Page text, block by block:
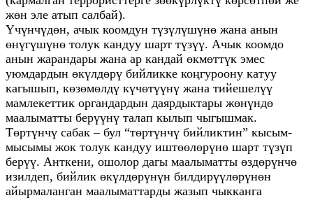
жөн эле атып салбай).
Үчүнчүдөн, ачык коомдун түзүлүшүнө жана анын
өнүгүшүнө толук кандуу шарт түзүү. Ачык коомдо
анын жарандары жана ар кандай өкмөттүк эмес
уюмдардын өкүлдөрү бийликке коңгуроону катуу
кагышып, көзөмөлдү күчөтүүнү жана тийешелүү
мамлекеттик органдардын даярдыктары жөнүндө
маалыматты берүүнү талап кылып чыгышмак.
Төртүнчү сабак – бул “төртүнчү бийликтин” кысым-
мысымы жок толук кандуу иштөөлөрүнө шарт түзүп
берүү. Анткени, ошолор дагы маалыматты өздөрүнчө
изилдеп, бийлик өкүлдөрүнүн билдирүүлөрүнөн
айырмаланган маалыматтарды жазып чыкканга